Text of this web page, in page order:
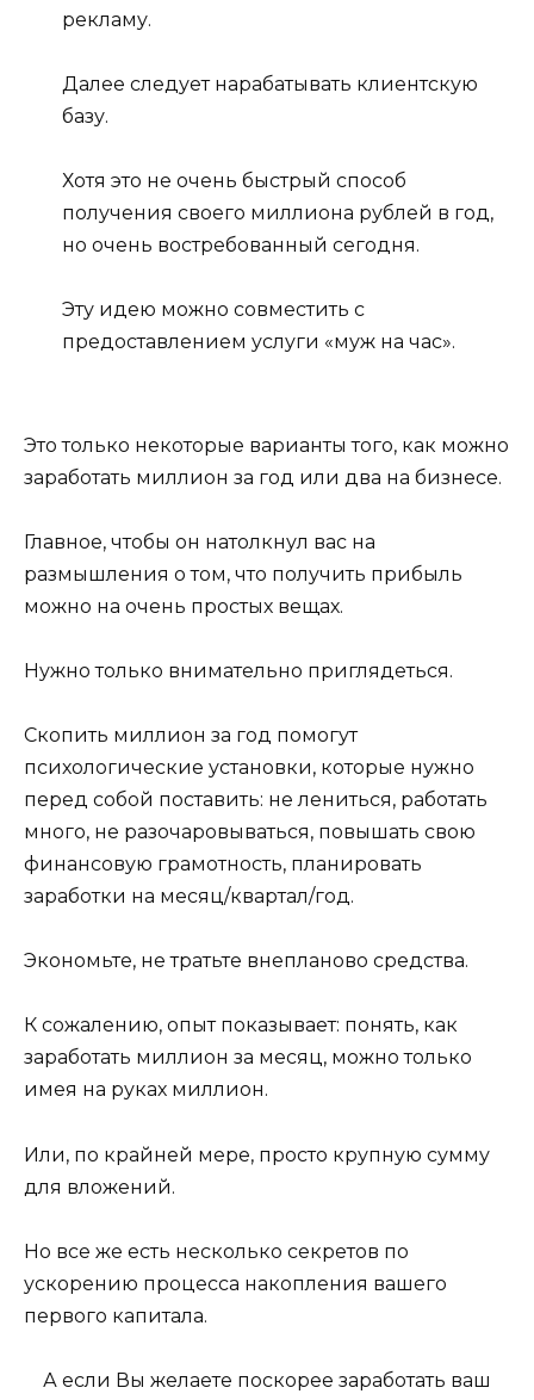
рекламу.
Далее следует нарабатывать клиентскую
базу.
Хотя это не очень быстрый способ
получения своего миллиона рублей в год,
но очень востребованный сегодня.
Эту идею можно совместить с
предоставлением услуги «муж на час».
Это только некоторые варианты того, как можно
заработать миллион за год или два на бизнесе.
Главное, чтобы он натолкнул вас на
размышления о том, что получить прибыль
можно на очень простых вещах.
Нужно только внимательно приглядеться.
Скопить миллион за год помогут
психологические установки, которые нужно
перед собой поставить: не лениться, работать
много, не разочаровываться, повышать свою
финансовую грамотность, планировать
заработки на месяц/квартал/год.
Экономьте, не тратьте внепланово средства.
К сожалению, опыт показывает: понять, как
заработать миллион за месяц, можно только
имея на руках миллион.
Или, по крайней мере, просто крупную сумму
для вложений.
Но все же есть несколько секретов по
ускорению процесса накопления вашего
первого капитала.
А если Вы желаете поскорее заработать ваш